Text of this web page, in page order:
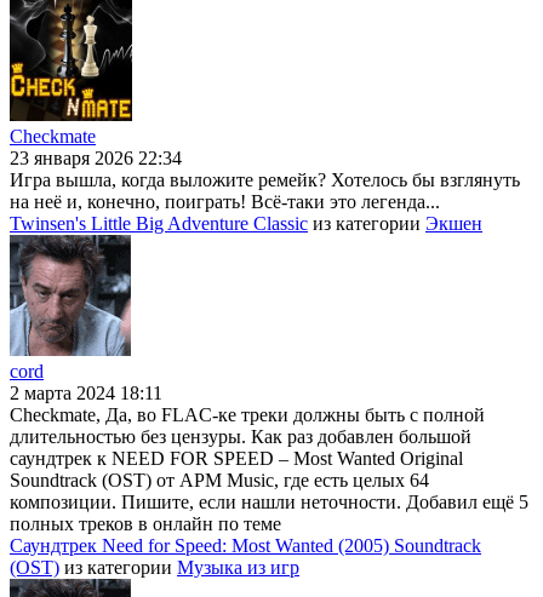
Checkmate
23 января 2026 22:34
Игра вышла, когда выложите ремейк? Хотелось бы взглянуть
на неё и, конечно, поиграть! Всё-таки это легенда...
Twinsen's Little Big Adventure Classic из категории Экшен
cord
2 марта 2024 18:11
Checkmate, Да, во FLAC-ке треки должны быть с полной
длительностью без цензуры. Как раз добавлен большой
саундтрек к NEED FOR SPEED – Most Wanted Original
Soundtrack (OST) от APM Music, где есть целых 64
композиции. Пишите, если нашли неточности. Добавил ещё 5
полных треков в онлайн по теме
Саундтрек Need for Speed: Most Wanted (2005) Soundtrack
(OST) из категории Музыка из игр